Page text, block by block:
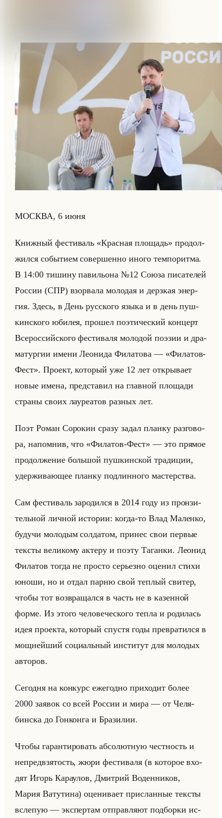
МОСКВА, 6 июня
Книж­ный фе­сти­валь «Красная площадь» про­дол­
жил­ся со­бы­ти­ем со­вер­шен­но иного тем­по­рит­ма.
В 14:00 ти­ши­ну па­ви­льо­на №12 Союза пи­са­те­лей
Рос­сии (СПР) взо­рва­ла мо­ло­дая и дерз­кая энер­
гия. Здесь, в День рус­ско­го языка и в день пуш­
кин­ско­го юби­лея, про­шел по­эти­че­ский кон­церт
Все­рос­сийско­го фе­сти­ва­ля мо­ло­дой по­эзии и дра­
ма­тур­гии имени Лео­ни­да Фи­ла­то­ва — «Филатов-
Фест». Про­ект, ко­то­рый уже 12 лет от­кры­ва­ет
новые имена, пред­ста­вил на глав­ной пло­ща­ди
стра­ны своих ла­уре­атов раз­ных лет.
Поэт Роман Со­ро­кин сразу задал план­ку раз­го­во­
ра, на­пом­нив, что «Филатов-Фест» — это пря­мое
про­дол­же­ние большой пуш­кин­ской тра­ди­ции,
удер­жи­ва­ющее план­ку под­лин­но­го ма­стер­ства.
Сам фе­сти­валь за­ро­дил­ся в 2014 году из прон­зи­
тельной лич­ной ис­то­рии: когда-то Влад Ма­лен­ко,
бу­дучи мо­ло­дым сол­да­том, при­нес свои пер­вые
тек­сты ве­ли­ко­му ак­те­ру и поэту Та­ган­ки. Лео­нид
Фи­ла­тов тогда не про­сто се­рьез­но оце­нил стихи
юноши, но и отдал парню свой теп­лый сви­тер,
чтобы тот воз­вра­щал­ся в часть не в ка­зен­ной
форме. Из этого че­ло­ве­че­ско­го тепла и ро­ди­лась
идея про­ек­та, ко­то­рый спу­стя годы пре­вра­тил­ся в
мощ­нейший со­ци­альный ин­сти­тут для мо­ло­дых
ав­то­ров.
Се­год­ня на кон­курс еже­год­но при­хо­дит более
2000 за­явок со всей Рос­сии и мира — от Че­ля­
бин­ска до Гон­кон­га и Бра­зи­лии.
Чтобы га­ран­ти­ро­вать аб­со­лют­ную чест­ность и
непред­взя­тость, жюри фе­сти­ва­ля (в ко­то­рое вхо­
дят Игорь Ка­ра­улов, Дмит­рий Во­ден­ни­ков,
Мария Ва­ту­ти­на) оце­ни­ва­ет при­слан­ные тек­сты
всле­пую — экс­пер­там от­прав­ля­ют под­бор­ки ис­